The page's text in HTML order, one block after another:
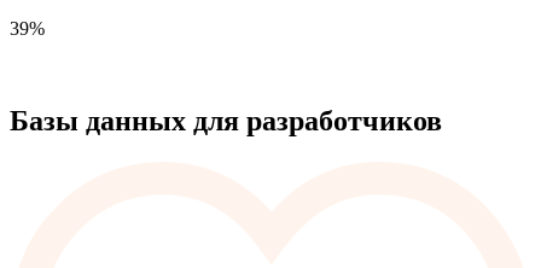
39%
Базы данных для разработчиков